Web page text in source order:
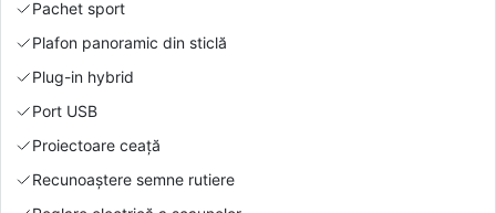
Pachet sport
Plafon panoramic din sticlă
Plug-in hybrid
Port USB
Proiectoare ceață
Recunoaștere semne rutiere